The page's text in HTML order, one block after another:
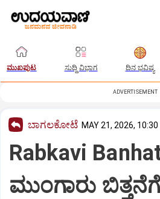
ಮುಖಪುಟ ಸುದ್ದಿ ವಿಭಾಗ ದಿನ ಭವಿಷ್ಯ
ADVERTISEMENT
ಬಾಗಲಕೋಟೆ MAY 21, 2026,
Rabkavi
ಮುಂಗಾರು